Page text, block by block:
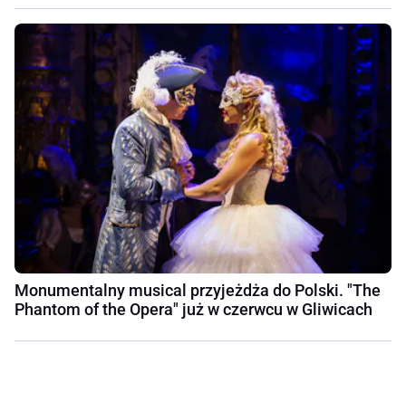
Monumentalny musical przyjeżdża do Polski. "The
Phantom of the Opera" już w czerwcu w Gliwicach